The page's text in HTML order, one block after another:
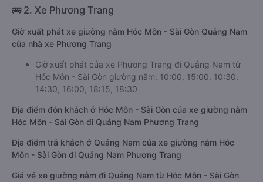
🚌 2. Xe Phương Trang
Giờ xuất phát xe giường nằm Hóc Môn - Sài Gòn Quảng Nam
của nhà xe Phương Trang
Giờ xuất phát của xe Phương Trang đi Quảng Nam từ
Hóc Môn - Sài Gòn giường nằm: 10:00, 15:00, 10:30,
14:30, 16:00, 18:15, 18:30
Địa điểm đón khách ở Hóc Môn - Sài Gòn của xe giường nằm
Hóc Môn - Sài Gòn đi Quảng Nam Phương Trang
Địa điểm trả khách ở Quảng Nam của xe giường nằm Hóc
Môn - Sài Gòn đi Quảng Nam Phương Trang
Giá vé xe giường nằm đi Quảng Nam từ Hóc Môn - Sài Gòn